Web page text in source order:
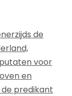
de
voor
en
predikant